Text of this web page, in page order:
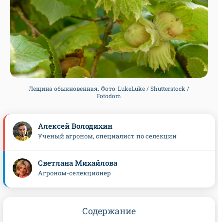
Лещина обыкновенная. Фото: LukeLuke / Shutterstock /
Fotodom
Алексей Володихин
Ученый агроном, специалист по селекции
Светлана Михайлова
Агроном-селекционер
Содержание